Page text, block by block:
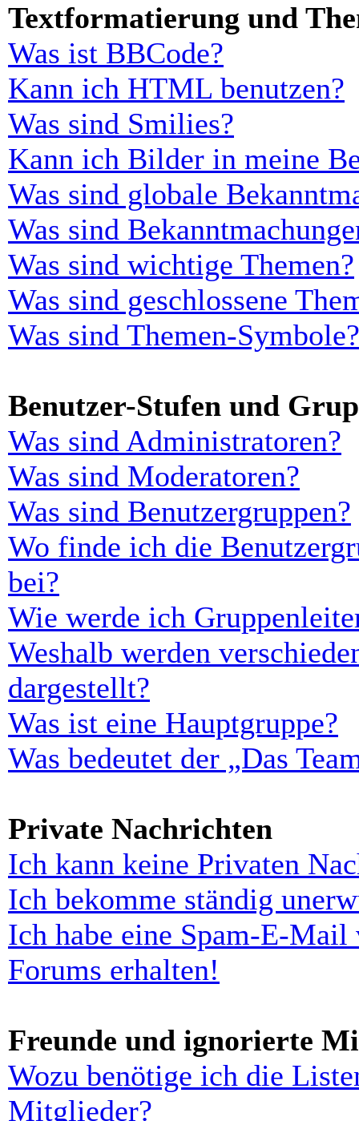
Textformatierung und
Was ist BBCode?
Kann ich HTML benutzen?
Was sind Smilies?
Kann ich Bilder in meine
Was sind globale
Was sind
Was sind wichtige Themen?
Was sind geschlossene
Was sind Themen-Symbole?
Benutzer-Stufen und
Was sind Administratoren?
Was sind Moderatoren?
Was sind Benutzergruppen?
Wo finde ich die
bei?
Wie werde ich
Weshalb werden
dargestellt?
Was ist eine Hauptgruppe?
Was bedeutet der „Das
Private Nachrichten
Ich kann keine Privaten
Ich bekomme ständig
Ich habe eine Spam-E-
Forums erhalten!
Freunde und ignorierte
Wozu benötige ich die
Mitglieder?